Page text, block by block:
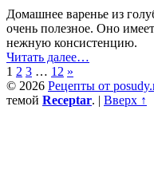
Домашнее варенье из
очень полезное. Оно
нежную консистенцию.
Читать далее“Варенье
голубики”
…
1 2 3 … 12 »
© 2026 Рецепты от
темой Receptar. | Вверх ↑